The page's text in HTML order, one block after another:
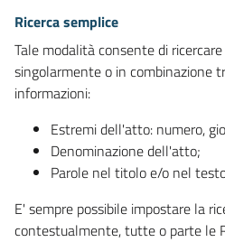
Ricerca semplice
Tale modalità consente di
singolarmente o in combinazione
informazioni:
Estremi dell'atto: numero,
Denominazione dell'atto;
Parole nel titolo e/o nel
E' sempre possibile impostare la
contestualmente, tutte o parte le